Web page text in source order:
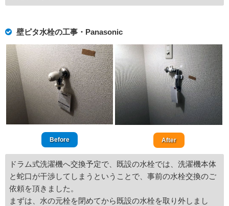
壁ピタ水栓の工事・Panasonic
Before After
ドラム式洗濯機へ交換予定で、既設の水栓では、洗濯機本体
と蛇口が干渉してしまうということで、事前の水栓交換のご
依頼を頂きました。
まずは、水の元栓を閉めてから既設の水栓を取り外しまし